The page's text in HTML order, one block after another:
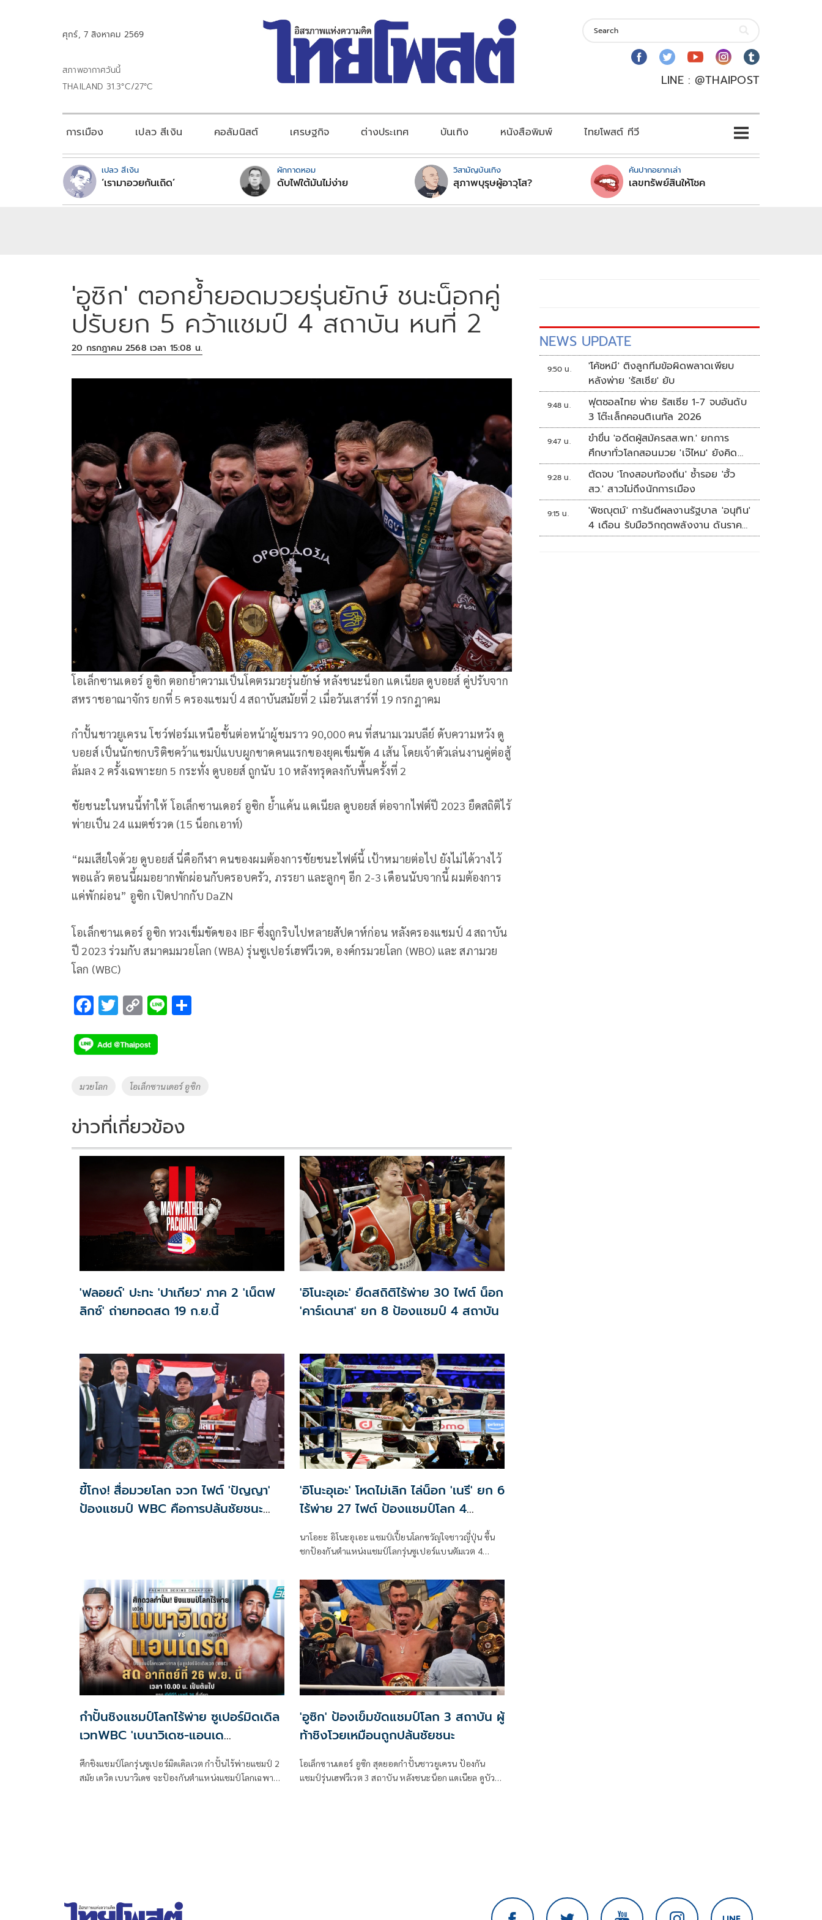
ศุกร์, 7 สิงหาคม 2569
สภาพอากาศวันนี้
THAILAND 31.3°C/27°C
LINE : @THAIPOST
การเมือง เปลว สีเงิน คอลัมนิสต์ เศรษฐกิจ ต่างประเทศ บันเทิง หนังสือพิมพ์ ไทยโพสต์ ทีวี
เปลว สีเงิน
‘เรามาอวยกันเถิด’
ผักกาดหอม
ดับไฟใต้มันไม่ง่าย
วิสามัญบันเทิง
สุภาพบุรุษผู้อาวุโส?
คันปากอยากเล่า
เลขทรัพย์สินให้โชค
'อูซิก' ตอกย้ำยอดมวยรุ่นยักษ์ ชนะน็อกคู่
ปรับยก 5 คว้าแชมป์ 4 สถาบัน หนที่ 2
20 กรกฎาคม 2568 เวลา 15:08 น.
โอเล็กซานเดอร์ อูซิก ตอกย้ำความเป็นโคตรมวยรุ่นยักษ์ หลังชนะน็อก แดเนียล ดูบอยส์ คู่ปรับจาก
สหราชอาณาจักร ยกที่ 5 ครองแชมป์ 4 สถาบันสมัยที่ 2 เมื่อวันเสาร์ที่ 19 กรกฎาคม
กำปั้นชาวยูเครน โชว์ฟอร์มเหนือชั้นต่อหน้าผู้ชมราว 90,000 คน ที่สนามเวมบลีย์ ดับความหวัง ดู
บอยส์ เป็นนักชกบริติชคว้าแชมป์แบบผูกขาดคนแรกของยุคเข็มขัด 4 เส้น โดยเจ้าตัวเล่นงานคู่ต่อสู้
ล้มลง 2 ครั้งเฉพาะยก 5 กระทั่ง ดูบอยส์ ถูกนับ 10 หลังทรุดลงกับพื้นครั้งที่ 2
ชัยชนะในหนนี้ทำให้ โอเล็กซานเดอร์ อูซิก ย้ำแค้น แดเนียล ดูบอยส์ ต่อจากไฟต์ปี 2023 ยืดสถิติไร้
พ่ายเป็น 24 แมตช์รวด (15 น็อกเอาท์)
“ผมเสียใจด้วย ดูบอยส์ นี่คือกีฬา คนของผมต้องการชัยชนะไฟต์นี้ เป้าหมายต่อไป ยังไม่ได้วางไว้
พอแล้ว ตอนนี้ผมอยากพักผ่อนกับครอบครัว, ภรรยา และลูกๆ อีก 2-3 เดือนนับจากนี้ ผมต้องการ
แค่พักผ่อน” อูซิก เปิดปากกับ DaZN
โอเล็กซานเดอร์ อูซิก ทวงเข็มขัดของ IBF ซึ่งถูกริบไปหลายสัปดาห์ก่อน หลังครองแชมป์ 4 สถาบัน
ปี 2023 ร่วมกับ สมาคมมวยโลก (WBA) รุ่นซูเปอร์เฮฟวีเวต, องค์กรมวยโลก (WBO) และ สภามวย
โลก (WBC)
F
e
b
o
k
T
tt
er
C
p
y
Li
k
Li
Tags
มวยโลก โอเล็กซานเดอร์ อูซิก
ข่าวที่เกี่ยวข้อง
'ฟลอยด์' ปะทะ 'ปาเกียว' ภาค 2 'เน็ตฟ
ลิกซ์' ถ่ายทอดสด 19 ก.ย.นี้
'อิโนะอุเอะ' ยืดสถิติไร้พ่าย 30 ไฟต์ น็อก
'คาร์เดนาส' ยก 8 ป้องแชมป์ 4 สถาบัน
ขี้โกง! สื่อมวยโลก จวก ไฟต์ 'ปัญญา'
ป้องแชมป์ WBC คือการปล้นชัยชนะ
'อิโนะอุเอะ' โหดไม่เลิก ไล่น็อก 'เนรี' ยก 6
ไร้พ่าย 27 ไฟต์ ป้องแชมป์โลก 4
นาโอยะ อิโนะอุเอะ แชมป์เปี้ยนโลกขวัญใจชาวญี่ปุ่น ขึ้น
ชกป้องกันตำแหน่งแชมป์โลกรุ่นซูเปอร์แบนตัมเวต 4
เม็กซิกัน ณ โตเกียว โดม ประเทศญี่ปุ่น เมื่อวันที่ 6 พ.ค.ที่
ผ่านมา
กำปั้นชิงแชมป์โลกไร้พ่าย ซูเปอร์มิดเดิล
เวทWBC 'เบนาวิเดซ-แอนเด
ศึกชิงแชมป์โลกรุ่นซูเปอร์มิดเดิลเวต กำปั้นไร้พ่ายแชมป์ 2
สมัย เดวิด เบนาวิเดซ จะป้องกันตำแหน่งแชมป์โลกเฉพาะ
'อูซิก' ป้องเข็มขัดแชมป์โลก 3 สถาบัน ผู้
ท้าชิงโวยเหมือนถูกปล้นชัยชนะ
โอเล็กซานเดอร์ อูซิก สุดยอดกำปั้นชาวยูเครน ป้องกัน
แชมป์รุ่นเฮฟวีเวต 3 สถาบัน หลังชนะน็อก แดเนียล ดูบัวส์
NEWS UPDATE
9:50 น.
'โค้ชหมี' ติงลูกทีมข้อผิดพลาดเพียบ
หลังพ่าย 'รัสเซีย' ยับ
9:48 น.
ฟุตซอลไทย พ่าย รัสเซีย 1-7 จบอันดับ
3 โต๊ะเล็กคอนติเนทัล 2026
9:47 น.
ขำขื่น 'อดีตผู้สมัครสส.พท.' ยกการ
ศึกษาทั่วโลกสอนมวย 'เจ๊ไหม' ยังคิด
แบบระบบราชการเดิม
9:28 น.
ตัดจบ 'โกงสอบท้องถิ่น' ซ้ำรอย 'ฮั้ว
สว.' สาวไม่ถึงนักการเมือง
9:15 น.
'พิชญุตม์' การันตีผลงานรัฐบาล 'อนุทิน'
4 เดือน รับมือวิกฤตพลังงาน ดันราคา
ข้าว-ยาง-ปาล์ม พุ่งต่อเนื่อง พร้อมอัด